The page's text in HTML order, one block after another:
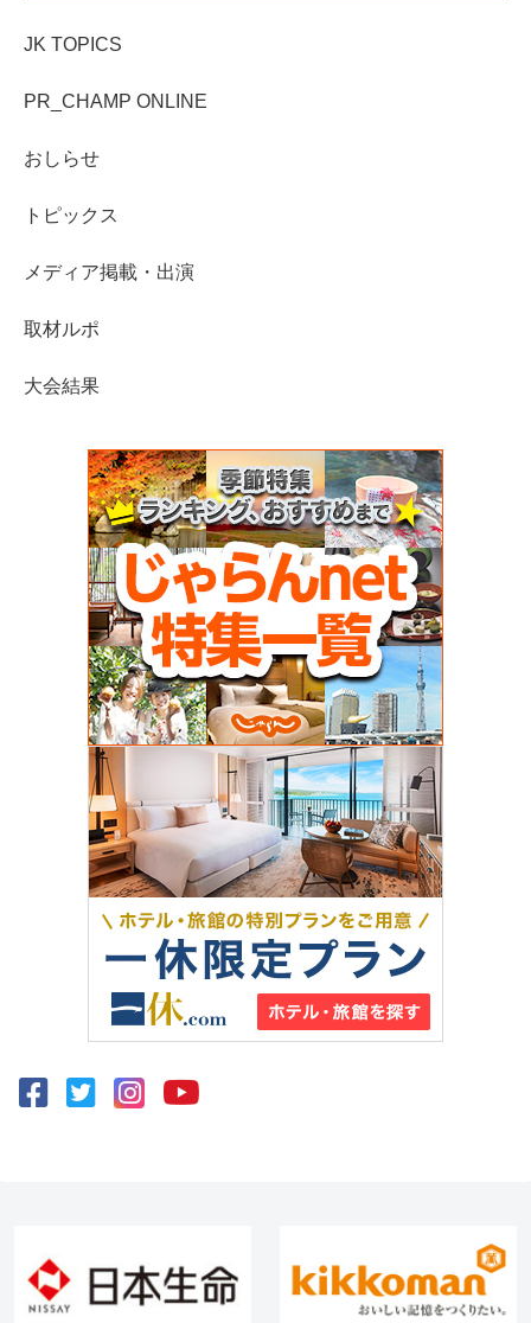
JK TOPICS
PR_CHAMP ONLINE
おしらせ
トピックス
メディア掲載・出演
取材ルポ
大会結果